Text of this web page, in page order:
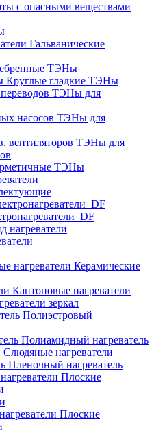
с опасными веществами
Гальванические
ТЭНы
Круглые гладкие ТЭНы
ТЭНы для
ТЭНы для
ТЭНы для
ТЭНы
нагреватели
Керамические
Каптоновые нагреватели
зеркал
Полиэстровый
Полиамидный нагреватель
Слюдяные нагреватели
Пленочный нагреватель
Плоские
Плоские